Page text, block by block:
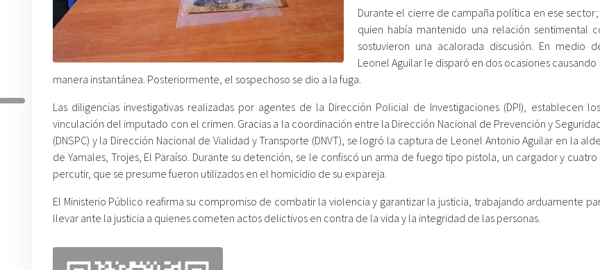
Durante el cierre de campaña política en ese
quien había mantenido una relación sentimental
sostuvieron una acalorada discusión. En medio
Leonel Aguilar le disparó en dos ocasiones
manera instantánea. Posteriormente, el sospechoso se dio a la fuga.
Las diligencias investigativas realizadas por agentes de la Dirección Policial de Investigaciones (DPI), establecen
vinculación del imputado con el crimen. Gracias a la coordinación entre la Dirección Nacional de Prevención y
(DNSPC) y la Dirección Nacional de Vialidad y Transporte (DNVT), se logró la captura de Leonel Antonio Aguilar en la
de Yamales, Trojes, El Paraíso. Durante su detención, se le confiscó un arma de fuego tipo pistola, un cargador y cuatro
percutir, que se presume fueron utilizados en el homicidio de su expareja.
El Ministerio Público reafirma su compromiso de combatir la violencia y garantizar la justicia, trabajando arduamente
llevar ante la justicia a quienes cometen actos delictivos en contra de la vida y la integridad de las personas.